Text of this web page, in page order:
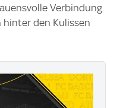
Verbindung.
hinter den Kulissen